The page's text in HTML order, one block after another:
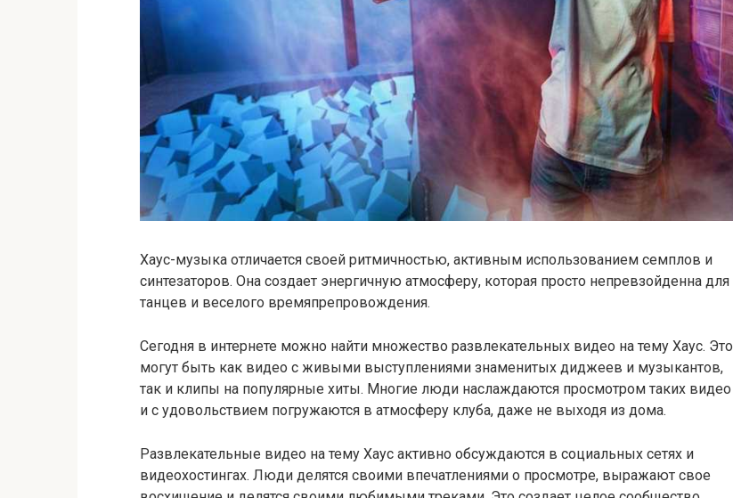
Хаус-музыка отличается своей ритмичностью, активным использованием семплов и
синтезаторов. Она создает энергичную атмосферу, которая просто непревзойденна для
танцев и веселого времяпрепровождения.
Сегодня в интернете можно найти множество развлекательных видео на тему Хаус. Это
могут быть как видео с живыми выступлениями знаменитых диджеев и музыкантов,
так и клипы на популярные хиты. Многие люди наслаждаются просмотром таких видео
и с удовольствием погружаются в атмосферу клуба, даже не выходя из дома.
Развлекательные видео на тему Хаус активно обсуждаются в социальных сетях и
видеохостингах. Люди делятся своими впечатлениями о просмотре, выражают свое